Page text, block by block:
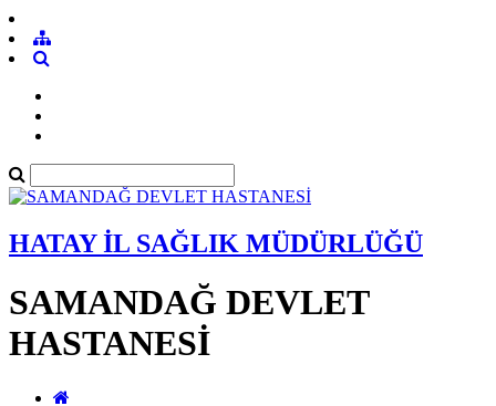
HATAY İL SAĞLIK MÜDÜRLÜĞÜ
SAMANDAĞ DEVLET
HASTANESİ